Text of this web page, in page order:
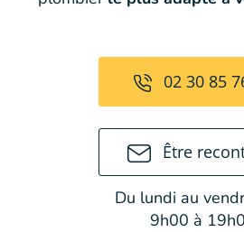
02 30 85
Être
Du lundi au
9h00 à